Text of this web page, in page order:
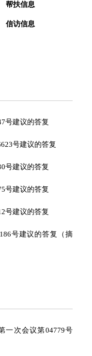
帮扶信息
信访信息
号建议的答复
号建议的答复
号建议的答复
号建议的答复
号建议的答复
号建议的答复（摘
一次会议第04779号